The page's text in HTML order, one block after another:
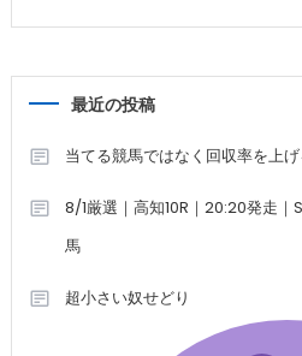
最近の投稿
当てる競馬ではなく回収率を上
8/1厳選｜高知10R｜20:20発走｜
馬
超小さい奴せどり